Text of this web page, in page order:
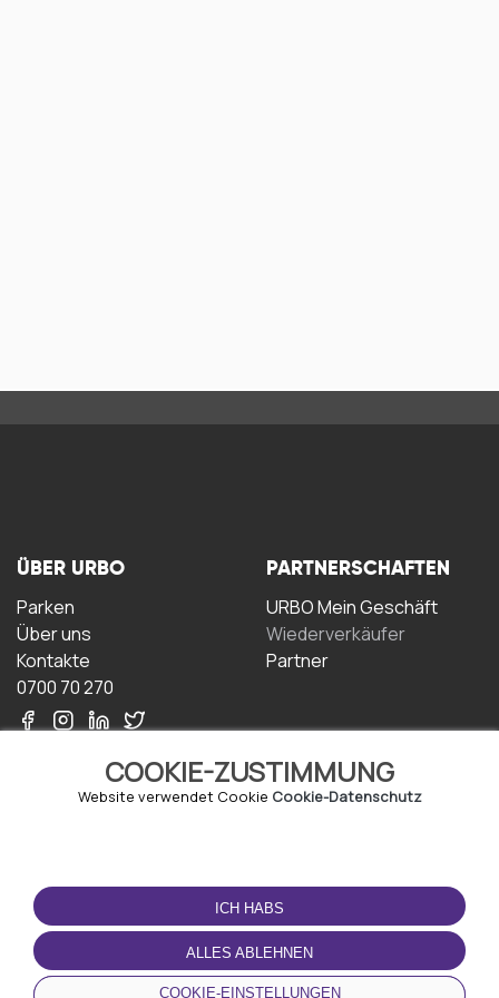
COOKIE-ZUSTIMMUNG
Website verwendet Cookie Cookie-Datenschutz
ICH HABS
ALLES ABLEHNEN
COOKIE-EINSTELLUNGEN
ÜBER URBO
Parken
Über uns
Kontakte
0700 70 270
PARTNERSCHAFTEN
URBO Mein Geschäft
Wiederverkäufer
Partner
NUTZUNGSBEDINGUNGEN
Geschäftsbedingungen
Datenschutz-
Bestimmungen
Cookie-Richtlinie
LADEN SIE DIE APP
HERUNTER